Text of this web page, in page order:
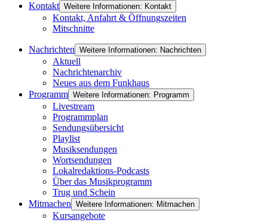
Kontakt Weitere Informationen: Kontakt
Kontakt, Anfahrt & Öffnungszeiten
Mitschnitte
Nachrichten Weitere Informationen: Nachrichten
Aktuell
Nachrichtenarchiv
Neues aus dem Funkhaus
Programm Weitere Informationen: Programm
Livestream
Programmplan
Sendungsübersicht
Playlist
Musiksendungen
Wortsendungen
Lokalredaktions-Podcasts
Über das Musikprogramm
Trug und Schein
Mitmachen Weitere Informationen: Mitmachen
Kursangebote